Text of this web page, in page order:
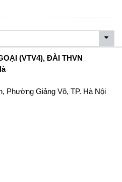
(VTV4), ĐÀI THVN
Phường Giảng Võ, TP. Hà Nội